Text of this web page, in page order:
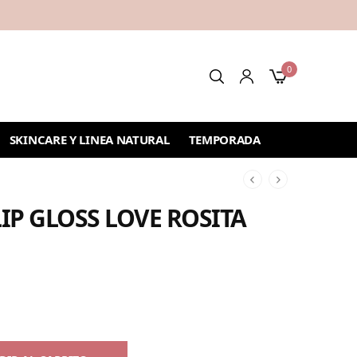
0
SKINCARE Y LINEA NATURAL TEMPORADA
GLOSS LOVE ROSITA